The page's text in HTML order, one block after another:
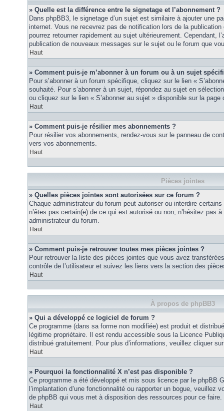
» Quelle est la différence entre le signetage et l’abonnement ?
Dans phpBB3, le signetage d’un sujet est similaire à ajouter une
internet. Vous ne recevrez pas de notification lors de la publication
pourrez retourner rapidement au sujet ultérieurement. Cependant,
publication de nouveaux messages sur le sujet ou le forum que
Haut
» Comment puis-je m’abonner à un forum ou à un sujet
Pour s’abonner à un forum spécifique, cliquez sur le lien «
souhaité. Pour s’abonner à un sujet, répondez au sujet en
ou cliquez sur le lien « S’abonner au sujet » disponible sur la page
Haut
» Comment puis-je résilier mes abonnements ?
Pour résilier vos abonnements, rendez-vous sur le panneau de
vers vos abonnements.
Haut
Pièces jointes
» Quelles pièces jointes sont autorisées sur ce forum ?
Chaque administrateur du forum peut autoriser ou interdire
n’êtes pas certain(e) de ce qui est autorisé ou non, n’hésitez pas
administrateur du forum.
Haut
» Comment puis-je retrouver toutes mes pièces jointes ?
Pour retrouver la liste des pièces jointes que vous avez
contrôle de l’utilisateur et suivez les liens vers la section des
Haut
À propos de phpBB3
» Qui a développé ce logiciel de forum ?
Ce programme (dans sa forme non modifiée) est produit et
légitime propriétaire. Il est rendu accessible sous la Licence
distribué gratuitement. Pour plus d’informations, veuillez cliquer
Haut
» Pourquoi la fonctionnalité X n’est pas disponible ?
Ce programme a été développé et mis sous licence par le phpBB
l’implantation d’une fonctionnalité ou rapporter un bogue, veuillez
de phpBB qui vous met à disposition des ressources pour ce faire.
Haut